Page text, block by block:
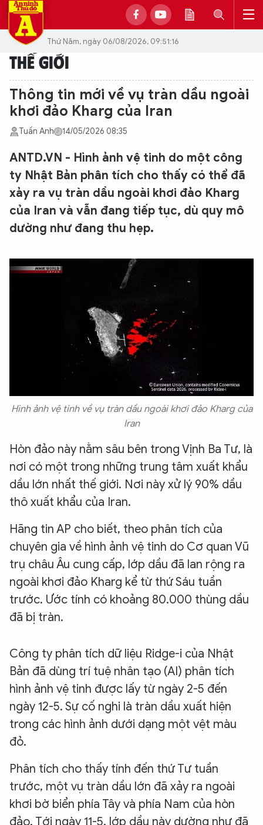
Thứ Năm, ngày 06/08/2026, 09:51:16
THẾ GIỚI
Thông tin mới về vụ tràn dầu ngoài
khơi đảo Kharg của Iran
Tuấn Anh 14/05/2026 08:35
ANTD.VN - Hình ảnh vệ tinh do một công
ty Nhật Bản phân tích cho thấy có thể đã
xảy ra vụ tràn dầu ngoài khơi đảo Kharg
của Iran và vẫn đang tiếp tục, dù quy mô
dường như đang thu hẹp.
Hình ảnh vệ tinh về vụ tràn dầu ngoài khơi đảo Kharg của
Iran
Hòn đảo này nằm sâu bên trong Vịnh Ba Tư, là
nơi có một trong những trung tâm xuất khẩu
dầu lớn nhất thế giới. Nơi này xử lý 90% dầu
thô xuất khẩu của Iran.
Hãng tin AP cho biết, theo phân tích của
chuyên gia về hình ảnh vệ tinh do Cơ quan Vũ
trụ châu Âu cung cấp, lớp dầu đã lan rộng ra
ngoài khơi đảo Kharg kể từ thứ Sáu tuần
trước. Ước tính có khoảng 80.000 thùng dầu
đã bị tràn.
Công ty phân tích dữ liệu Ridge-i của Nhật
Bản đã dùng trí tuệ nhân tạo (AI) phân tích
hình ảnh vệ tinh được lấy từ ngày 2-5 đến
ngày 12-5. Sự cố nghi là tràn dầu xuất hiện
trong các hình ảnh dưới dạng một vệt màu
đỏ.
Phân tích cho thấy tính đến thứ Tư tuần
trước, một vụ tràn dầu lớn đã xảy ra ngoài
khơi bờ biển phía Tây và phía Nam của hòn
đảo. Tới ngày 11-5, lớp dầu này dường như đã